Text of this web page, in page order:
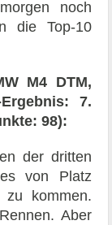
noch
die Top-10
M4 DTM,
7.
98):
der dritten
von Platz
zu kommen.
Aber